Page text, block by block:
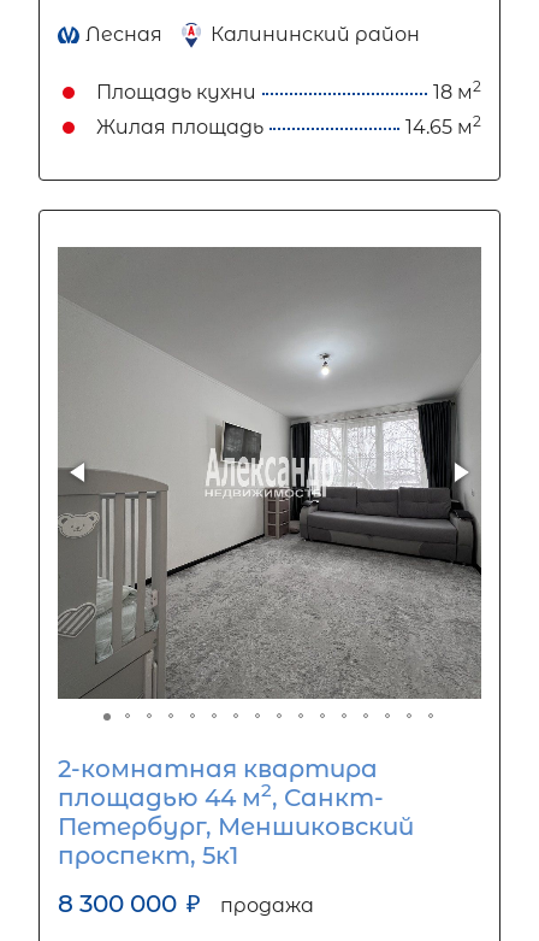
Лесная Калининский район
Площадь кухни 18 м2
Жилая площадь 14.65 м2
2-комнатная квартира
площадью 44 м2, Санкт-
Петербург, Меншиковский
проспект, 5к1
8 300 000 ₽ продажа